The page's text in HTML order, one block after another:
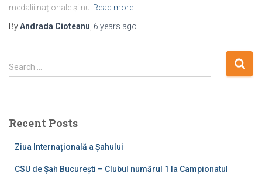
medalii naționale și nu Read more
ByAndrada Cioteanu, 6 years ago
S
e
h
Search …
Recent Posts
Ziua Internațională a Șahului
CSU de Șah București – Clubul numărul 1 la Campionatul